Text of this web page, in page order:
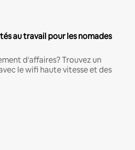
au travail pour les nomades
d'affaires? Trouvez un
le wifi haute vitesse et des